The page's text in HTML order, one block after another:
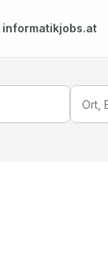
informatikjobs.at